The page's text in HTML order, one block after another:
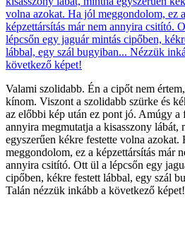
Valami szolidabb. Én a cipőt nem
kínom. Viszont a szolidabb szürke és
az előbbi kép után ez pont jó. Amúgy a
annyira megmutatja a kisasszony lábát,
egyszerűen kékre festette volna azokat.
meggondolom, ez a képzettársítás már
annyira csitító. Ott ül a lépcsőn egy
cipőben, kékre festett lábbal, egy szál
Talán nézzük inkább a következő képet!